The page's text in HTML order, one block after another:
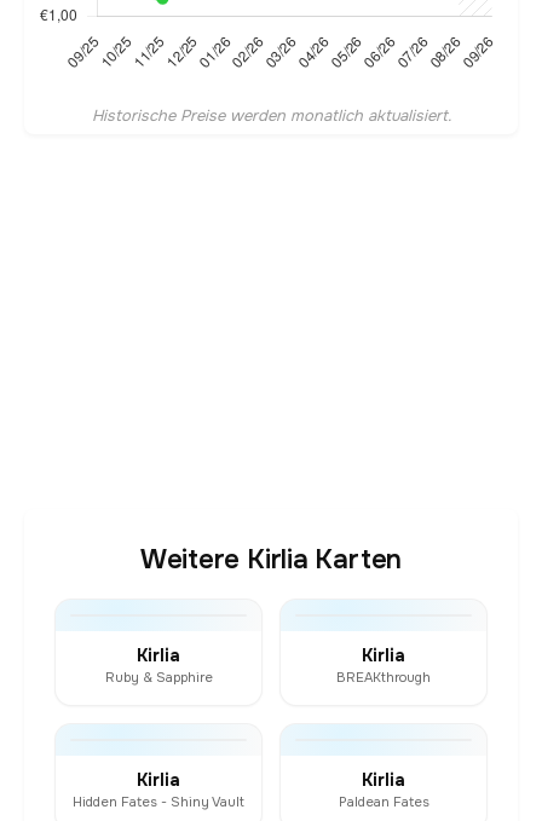
Historische Preise werden monatlich aktualisiert.
Weitere Kirlia Karten
Kirlia
Ruby & Sapphire
Kirlia
BREAKthrough
Kirlia
Hidden Fates - Shiny Vault
Kirlia
Paldean Fates